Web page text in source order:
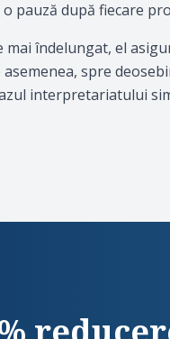
pauză după fiecare
mai îndelungat, el
spre
interpretariatului